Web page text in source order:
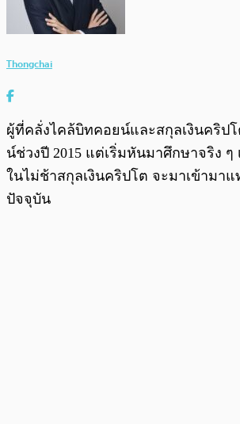
Thongchai
ผู้ที่คลั่งไคล้บิทคอยน์และสกุลเงินคริป
น์ช่วงปี 2015 แต่เริ่มหันมาศึกษาจริง ๆ
ในไม่ช้าสกุลเงินคริปโต จะมาเข้ามา
ปัจจุบัน